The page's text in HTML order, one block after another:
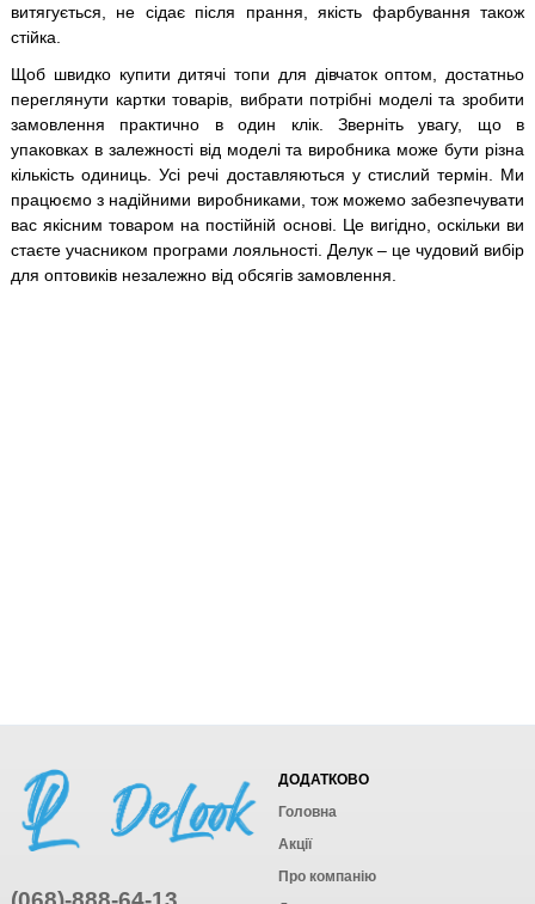
витягується, не сідає після прання, якість фарбування також
стійка.
Щоб швидко купити дитячі топи для дівчаток оптом, достатньо
переглянути картки товарів, вибрати потрібні моделі та зробити
замовлення практично в один клік. Зверніть увагу, що в
упаковках в залежності від моделі та виробника може бути різна
кількість одиниць. Усі речі доставляються у стислий термін. Ми
працюємо з надійними виробниками, тож можемо забезпечувати
вас якісним товаром на постійній основі. Це вигідно, оскільки ви
стаєте учасником програми лояльності. Делук – це чудовий вибір
для оптовиків незалежно від обсягів замовлення.
ДОДАТКОВО
Головна
Акції
Про компанію